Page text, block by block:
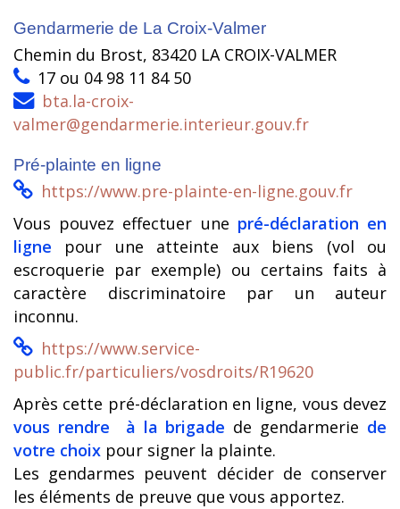
Gendarmerie de La Croix-Valmer
Chemin du Brost, 83420 LA CROIX-VALMER
17 ou 04 98 11 84 50
bta.la-croix-
valmer@gendarmerie.interieur.gouv.fr
Pré-plainte en ligne
https://www.pre-plainte-en-ligne.gouv.fr
Vous pouvez effectuer une pré-déclaration en
ligne pour une atteinte aux biens (vol ou
escroquerie par exemple) ou certains faits à
caractère discriminatoire par un auteur
inconnu.
https://www.service-
public.fr/particuliers/vosdroits/R19620
Après cette pré-déclaration en ligne, vous devez
vous rendre à la brigade de gendarmerie de
votre choix pour signer la plainte.
Les gendarmes peuvent décider de conserver
les éléments de preuve que vous apportez.